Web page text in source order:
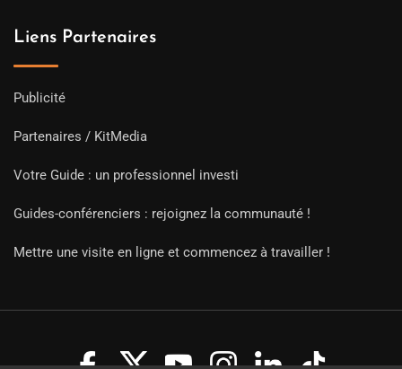
Liens Partenaires
Publicité
Partenaires / KitMedia
Votre Guide : un professionnel investi
Guides-conférenciers : rejoignez la communauté !
Mettre une visite en ligne et commencez à travailler !